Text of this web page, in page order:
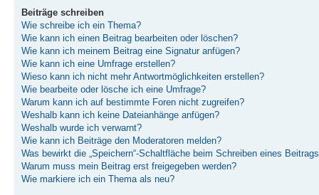
Beiträge schreiben
Wie schreibe ich ein Thema?
Wie kann ich einen Beitrag bearbeiten oder löschen?
Wie kann ich meinem Beitrag eine Signatur anfügen?
Wie kann ich eine Umfrage erstellen?
Wieso kann ich nicht mehr Antwortmöglichkeiten erstellen?
Wie bearbeite oder lösche ich eine Umfrage?
Warum kann ich auf bestimmte Foren nicht zugreifen?
Weshalb kann ich keine Dateianhänge anfügen?
Weshalb wurde ich verwarnt?
Wie kann ich Beiträge den Moderatoren melden?
Was bewirkt die „Speichern“-Schaltfläche beim Schreiben eines
Warum muss mein Beitrag erst freigegeben werden?
Wie markiere ich ein Thema als neu?